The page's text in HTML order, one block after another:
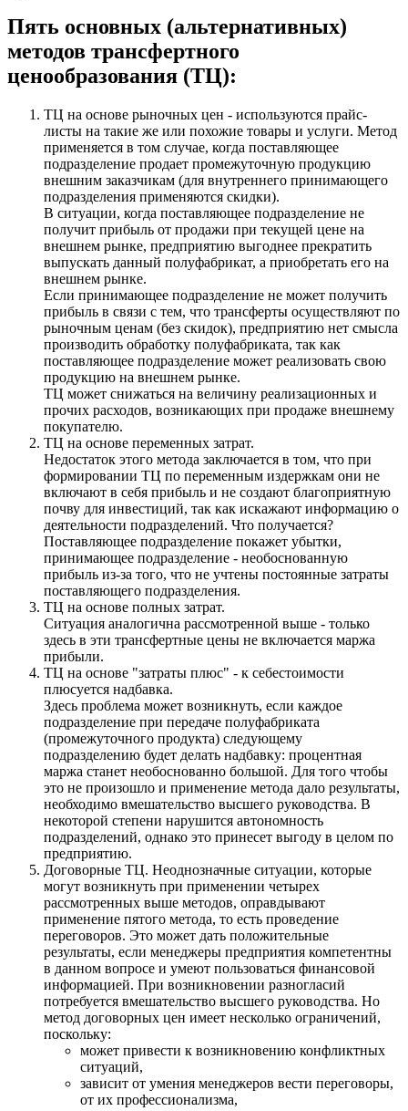
Пять основных (альтернативных)
методов трансфертного
ценообразования (ТЦ):
ТЦ на основе рыночных цен - используются прайс-
листы на такие же или похожие товары и услуги. Метод
применяется в том случае, когда поставляющее
подразделение продает промежуточную продукцию
внешним заказчикам (для внутреннего принимающего
подразделения применяются скидки).
В ситуации, когда поставляющее подразделение не
получит прибыль от продажи при текущей цене на
внешнем рынке, предприятию выгоднее прекратить
выпускать данный полуфабрикат, а приобретать его на
внешнем рынке.
Если принимающее подразделение не может получить
прибыль в связи с тем, что трансферты осуществляют по
рыночным ценам (без скидок), предприятию нет смысла
производить обработку полуфабриката, так как
поставляющее подразделение может реализовать свою
продукцию на внешнем рынке.
ТЦ может снижаться на величину реализационных и
прочих расходов, возникающих при продаже внешнему
покупателю.
ТЦ на основе переменных затрат.
Недостаток этого метода заключается в том, что при
формировании ТЦ по переменным издержкам они не
включают в себя прибыль и не создают благоприятную
почву для инвестиций, так как искажают информацию о
деятельности подразделений. Что получается?
Поставляющее подразделение покажет убытки,
принимающее подразделение - необоснованную
прибыль из-за того, что не учтены постоянные затраты
поставляющего подразделения.
ТЦ на основе полных затрат.
Ситуация аналогична рассмотренной выше - только
здесь в эти трансфертные цены не включается маржа
прибыли.
ТЦ на основе "затраты плюс" - к себестоимости
плюсуется надбавка.
Здесь проблема может возникнуть, если каждое
подразделение при передаче полуфабриката
(промежуточного продукта) следующему
подразделению будет делать надбавку: процентная
маржа станет необоснованно большой. Для того чтобы
это не произошло и применение метода дало результаты,
необходимо вмешательство высшего руководства. В
некоторой степени нарушится автономность
подразделений, однако это принесет выгоду в целом по
предприятию.
Договорные ТЦ. Неоднозначные ситуации, которые
могут возникнуть при применении четырех
рассмотренных выше методов, оправдывают
применение пятого метода, то есть проведение
переговоров. Это может дать положительные
результаты, если менеджеры предприятия компетентны
в данном вопросе и умеют пользоваться финансовой
информацией. При возникновении разногласий
потребуется вмешательство высшего руководства. Но
метод договорных цен имеет несколько ограничений,
поскольку:
может привести к возникновению конфликтных
ситуаций,
зависит от умения менеджеров вести переговоры,
от их профессионализма,